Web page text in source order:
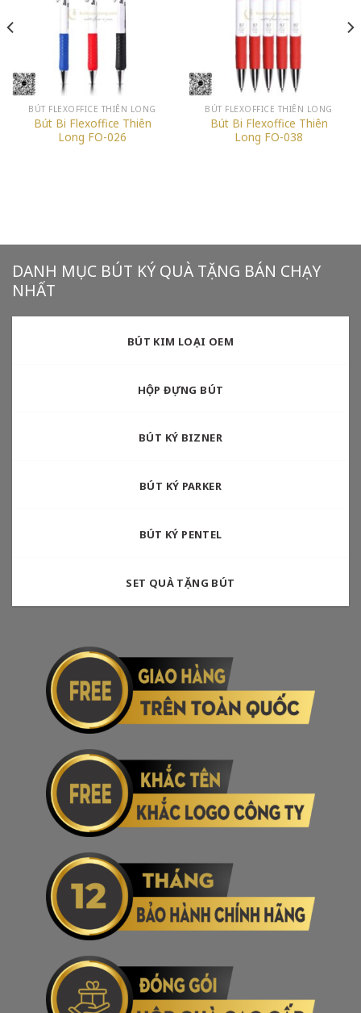
BÚT FLEXOFFICE THIÊN LONG
Bút Bi Flexoffice Thiên
Long FO-026
BÚT FLEXOFFICE THIÊN LONG
Bút Bi Flexoffice Thiên
Long FO-038
DANH MỤC BÚT KÝ QUÀ TẶNG BÁN CHẠY
NHẤT
BÚT KIM LOẠI OEM
HỘP ĐỰNG BÚT
BÚT KÝ BIZNER
BÚT KÝ PARKER
BÚT KÝ PENTEL
SET QUÀ TẶNG BÚT